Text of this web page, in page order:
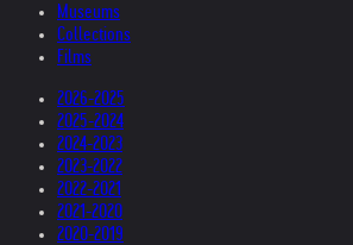
Museums
Collections
Films
2026-2025
2025-2024
2024-2023
2023-2022
2022-2021
2021-2020
2020-2019